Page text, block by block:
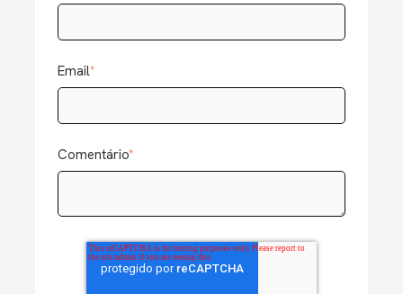
Email*
Comentário*